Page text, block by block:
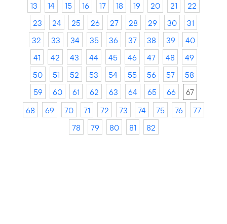
13
14 15 16 17 18 19 20 21
22
23
24 25 26 27 28 29 30
31
32
33 34 35 36 37 38 39
40
41
42 43 44 45 46 47 48
49
50
51 52 53 54 55 56 57
58
59
60 61 62 63 64 65 66
67
68
69 70 71 72 73 74 75 76
77
78
79 80 81 82